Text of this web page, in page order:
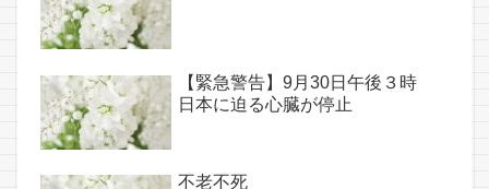
【緊急警告】9月30日午後３時
日本に迫る心臓が停止
不老不死